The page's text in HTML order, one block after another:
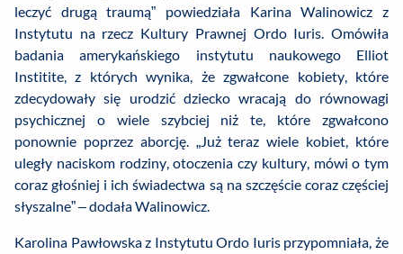
leczyć drugą traumą” powiedziała Karina Walinowicz z
Instytutu na rzecz Kultury Prawnej Ordo Iuris. Omówiła
badania amerykańskiego instytutu naukowego Elliot
Institite, z których wynika, że zgwałcone kobiety, które
zdecydowały się urodzić dziecko wracają do równowagi
psychicznej o wiele szybciej niż te, które zgwałcono
ponownie poprzez aborcję. „Już teraz wiele kobiet, które
uległy naciskom rodziny, otoczenia czy kultury, mówi o tym
coraz głośniej i ich świadectwa są na szczęście coraz częściej
słyszalne” – dodała Walinowicz.
Karolina Pawłowska z Instytutu Ordo Iuris przypomniała, że